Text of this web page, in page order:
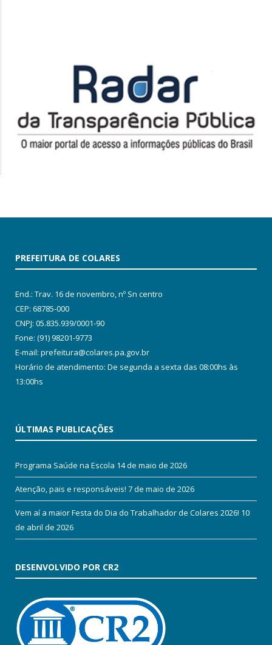
PREFEITURA DE COLARES
End.: Trav. 16 de novembro, nº Sn centro
CEP: 68785-000
CNPJ: 05.835.939/0001-90
Fone: (91) 98201-9773
E-mail: prefeitura@colares.pa.gov.br
Horário de atendimento: De segunda a sexta das 08:00hs às
13:00hs
ÚLTIMAS PUBLICAÇÕES
Programa Saúde na Escola 14 de maio de 2026
Atenção, pais e responsáveis! 7 de maio de 2026
Vem aí a maior Festa do Dia do Trabalhador de Colares 2026! 10
de abril de 2026
DESENVOLVIDO POR CR2